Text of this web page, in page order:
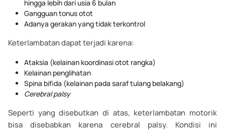
hingga lebih dari usia 6 bulan
Gangguan tonus otot
Adanya gerakan yang tidak terkontrol
Keterlambatan dapat terjadi karena:
Ataksia (kelainan koordinasi otot rangka)
Kelainan penglihatan
Spina bifida (kelainan pada saraf tulang belakang)
Cerebral palsy
Seperti yang disebutkan di atas, keterlambatan motorik
bisa disebabkan karena cerebral palsy. Kondisi ini